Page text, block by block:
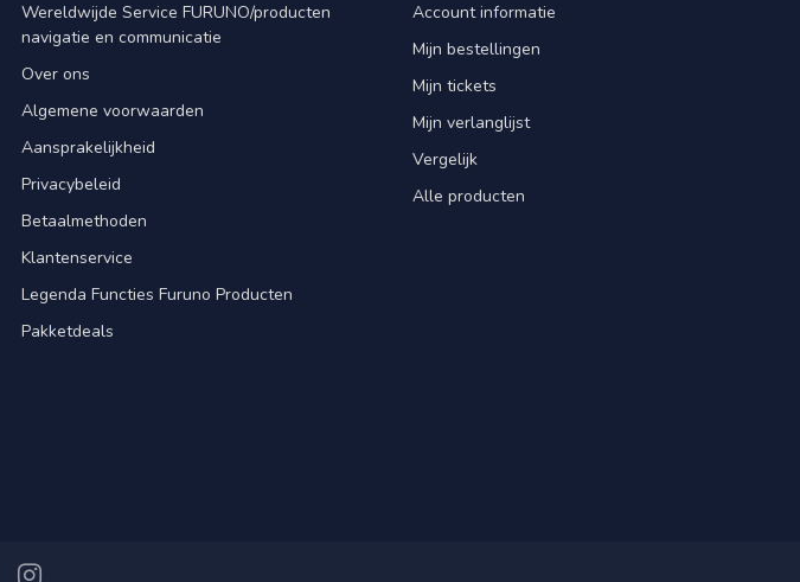
Wereldwijde Service FURUNO/producten
navigatie en communicatie
Over ons
Algemene voorwaarden
Aansprakelijkheid
Privacybeleid
Betaalmethoden
Klantenservice
Legenda Functies Furuno Producten
Pakketdeals
Account informatie
Mijn bestellingen
Mijn tickets
Mijn verlanglijst
Vergelijk
Alle producten